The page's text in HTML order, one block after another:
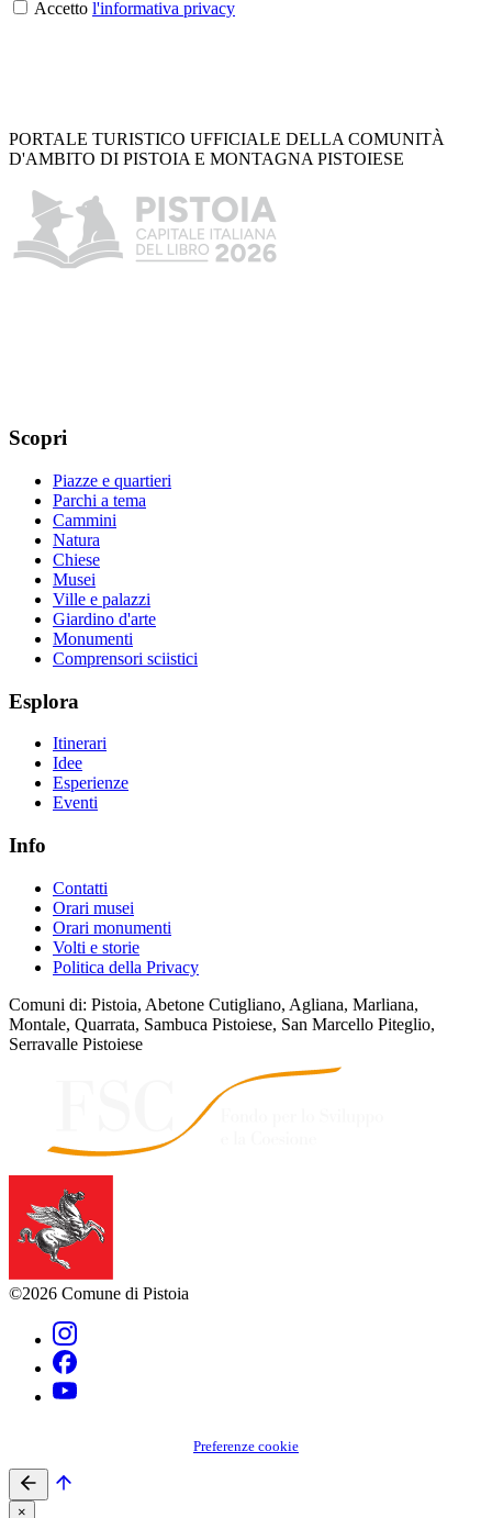
Accetto l'informativa privacy
PORTALE TURISTICO UFFICIALE DELLA COMUNITÀ
D'AMBITO DI PISTOIA E MONTAGNA PISTOIESE
Scopri
Piazze e quartieri
Parchi a tema
Cammini
Natura
Chiese
Musei
Ville e palazzi
Giardino d'arte
Monumenti
Comprensori sciistici
Esplora
Itinerari
Idee
Esperienze
Eventi
Info
Contatti
Orari musei
Orari monumenti
Volti e storie
Politica della Privacy
Comuni di: Pistoia, Abetone Cutigliano, Agliana, Marliana,
Montale, Quarrata, Sambuca Pistoiese, San Marcello Piteglio,
Serravalle Pistoiese
©2026 Comune di Pistoia
Preferenze cookie
×